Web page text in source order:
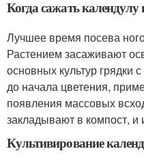
Когда сажать календулу
Лучшее время посева
Растением засаживают
основных культур грядки
до начала цветения,
появления массовых
закладывают в компост, и
Культивирование